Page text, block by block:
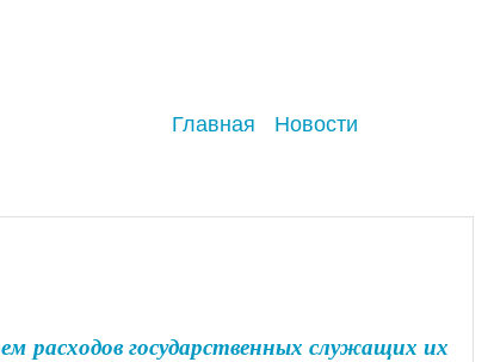
Главная Новости
расходов государственных служащих их